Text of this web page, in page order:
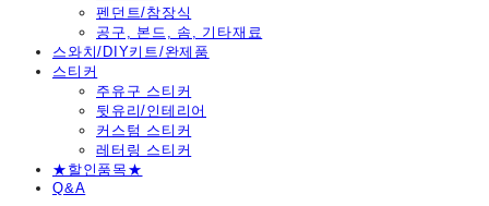
펜던트/참장식
공구, 본드, 솜, 기타재료
스와치/DIY키트/완제품
스티커
주유구 스티커
뒷유리/인테리어
커스텀 스티커
레터링 스티커
★할인품목★
Q&A